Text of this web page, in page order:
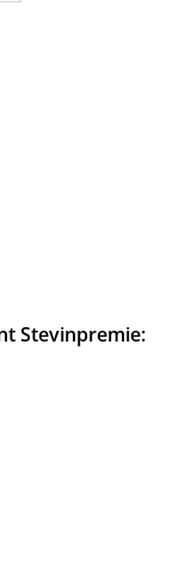
Stevinpremie: